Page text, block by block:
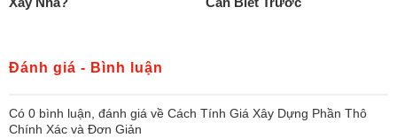
Đánh giá - Bình luận
Có 0 bình luận, đánh giá về Cách Tính Giá Xây Dựng Phần Thô
Chính Xác và Đơn Giản